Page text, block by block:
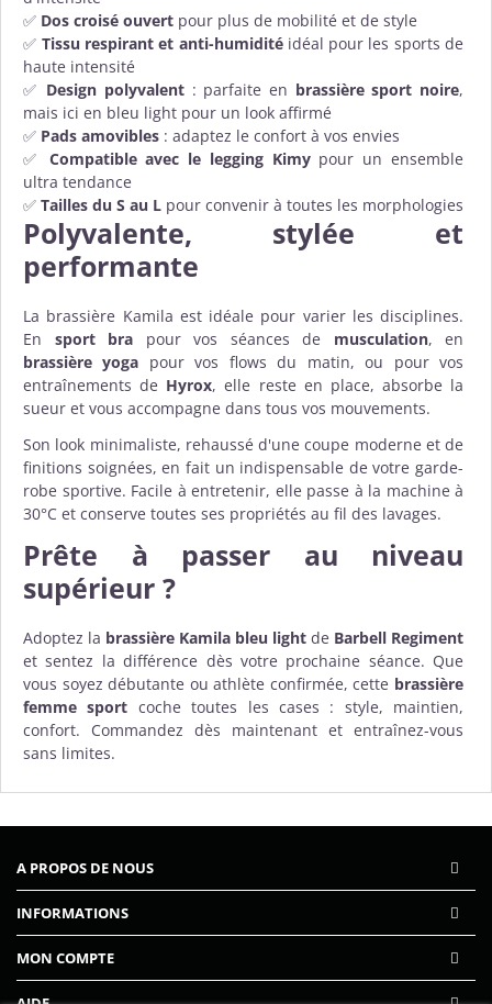
✅ Dos croisé ouvert pour plus de mobilité et de style
✅ Tissu respirant et anti-humiditéidéal pour les sports de
haute intensité
✅ Design polyvalent : parfaite en brassière sport noire,
mais ici en bleu light pour un look affirmé
✅ Pads amovibles : adaptez le confort à vos envies
✅ Compatible avec le legging Kimypour un ensemble
ultra tendance
✅ Tailles du S au L pour convenir à toutes les morphologies
Polyvalente, stylée et
performante
La brassière Kamila est idéale pour varier les disciplines.
En sport bra pour vos séances de musculation, en
brassière yoga pour vos flows du matin, ou pour vos
entraînements de Hyrox, elle reste en place, absorbe la
sueur et vous accompagne dans tous vos mouvements.
Son look minimaliste, rehaussé d'une coupe moderne et de
finitions soignées, en fait un indispensable de votre garde-
robe sportive. Facile à entretenir, elle passe à la machine à
30°C et conserve toutes ses propriétés au fil des lavages.
Prête à passer au niveau
supérieur ?
Adoptez la brassière Kamila bleu light de Barbell Regiment
et sentez la différence dès votre prochaine séance. Que
vous soyez débutante ou athlète confirmée, cette brassière
femme sport coche toutes les cases : style, maintien,
confort. Commandez dès maintenant et entraînez-vous
sans limites.
A PROPOS DE NOUS
INFORMATIONS
MON COMPTE